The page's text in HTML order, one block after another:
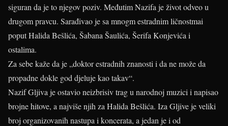
siguran da je to njegov poziv. Međutim Nazifa je život odveo u
drugom pravcu. Sarađivao je sa mnogm estradnim ličnostmai
poput Halida Bešlića, Šabana Šaulića, Šerifa Konjevića i
ostalima.
Za sebe kaže da je „doktor estradnih znanosti i da ne može da
propadne dokle god djeluje kao takav“.
Nazif Gljiva je ostavio neizbrisiv trag u narodnoj muzici i napisao
brojne hitove, a najviše njih za Halida Bešlića. Iza Gljive je veliki
broj organizovanih nastupa i koncerata, a jedan je i od